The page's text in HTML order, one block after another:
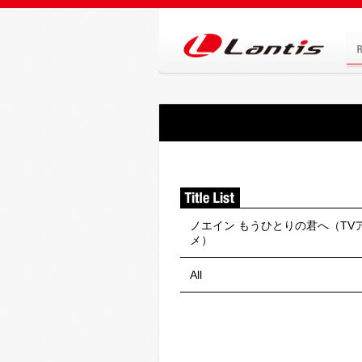
ノエイン もうひとりの君へ（TV
メ）
All